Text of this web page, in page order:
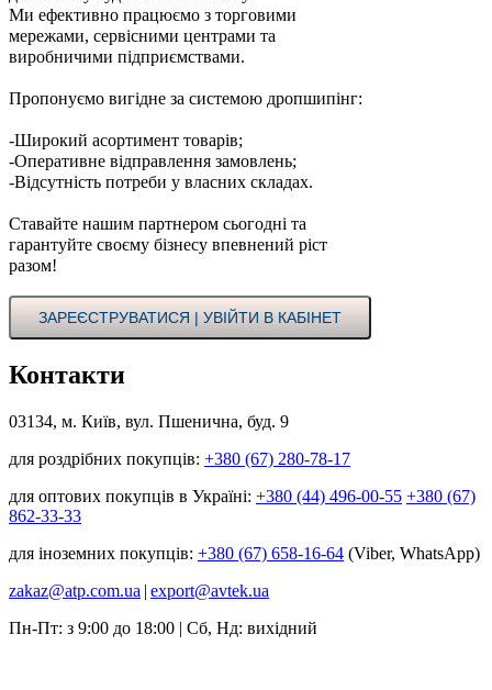
Ми ефективно працюємо з торговими
мережами, сервісними центрами та
виробничими підприємствами.
Пропонуємо вигідне за системою дропшипінг:
-Широкий асортимент товарів;
-Оперативне відправлення замовлень;
-Відсутність потреби у власних складах.
Ставайте нашим партнером сьогодні та
гарантуйте своєму бізнесу впевнений ріст
разом!
ЗАРЕЄСТРУВАТИСЯ | УВІЙТИ В КАБІНЕТ
Контакти
03134, м. Київ, вул. Пшенична, буд. 9
для роздрібних покупців: +380 (67) 280-78-17
для оптових покупців в Україні: +380 (44) 496-00-55 +380 (67)
862-33-33
для іноземних покупців: +380 (67) 658-16-64 (Viber, WhatsApp)
zakaz@atp.com.ua | export@avtek.ua
Пн-Пт: з 9:00 до 18:00 | Сб, Нд: вихідний